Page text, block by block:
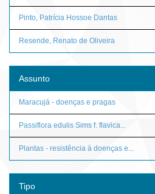
Pinto, Patrícia Hossoe Dantas
Resende, Renato de Oliveira
Assunto
Maracujá - doenças e pragas
Passiflora edulis Sims f. flavica...
Plantas - resistência à doenças e...
Tipo